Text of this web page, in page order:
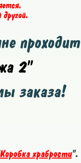
другой.
проходит
2"
заказа!
храбрости".